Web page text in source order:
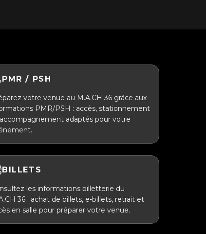
PMR / PSH
votre venue au M.A.CH 36 grâce aux
PMR/PSH : accès, stationnement
adaptés pour votre
BILLETS
les informations billetterie du
36 : achat de billets, e-billets, retrait et
en salle pour préparer votre venue.